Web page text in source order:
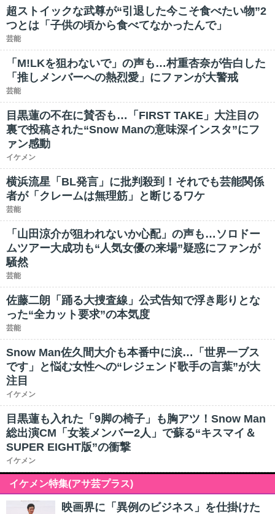
超ストイックな武尊が“引退した今こそ食べたい物”2
つとは「子供の頃から食べてなかったんで」
芸能
「M!LKを狙わないで」の声も…村重杏奈が告白した
「推しメンバーへの熱烈愛」にファンが大警戒
芸能
目黒蓮の不在に賛否も…「FIRST TAKE」大注目の
裏で投稿された“Snow Manの意味深インスタ”にフ
ァン感動
イケメン
横浜流星「BL発言」に批判殺到！それでも芸能関係
者が「クレームは無理筋」と断じるワケ
芸能
「山田涼介が狙われないか心配」の声も…ソロドー
ムツアー大成功も“人気女優の来場”疑惑にファンが
騒然
芸能
佐藤二朗「踊る大捜査線」公式告知で浮き彫りとな
った“全カット要求”の本気度
芸能
Snow Man佐久間大介も本番中に涙…「世界一ブス
です」と悩む女性への“レジェンド歌手の言葉”が大
注目
イケメン
目黒蓮も入れた「9脚の椅子」も胸アツ！Snow Man
総出演CM「女装メンバー2人」で蘇る“キスマイ＆
SUPER EIGHT版”の衝撃
イケメン
イケメン特集(アサ芸プラス)
映画界に「異例のビジネス」を仕掛けた